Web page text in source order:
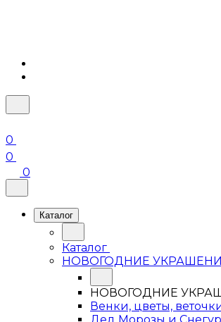
0
0
0
Каталог
Каталог
НОВОГОДНИЕ
НОВОГОДНИЕ
Венки, цветы,